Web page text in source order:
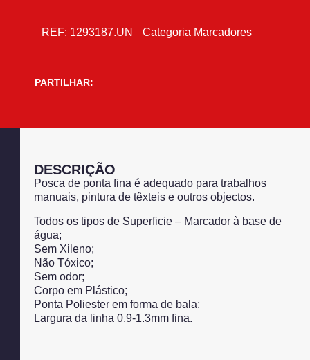
REF: 1293187.UN Categoria Marcadores
PARTILHAR:
DESCRIÇÃO
Posca de ponta fina é adequado para trabalhos
manuais, pintura de têxteis e outros objectos.
Todos os tipos de Superficie – Marcador à base de
água;
Sem Xileno;
Não Tóxico;
Sem odor;
Corpo em Plástico;
Ponta Poliester em forma de bala;
Largura da linha 0.9-1.3mm fina.